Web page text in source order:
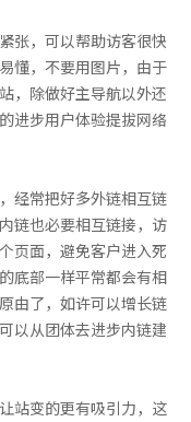
张，可以帮助访客很快
懂，不要用图片，由于
，除做好主导航以外还
进步用户体验提拔网络
经常把好多外链相互链
链也必要相互链接，访
页面，避免客户进入死
底部一样平常都会有相
由了，如许可以增长链
以从团体去进步内链建
站变的更有吸引力，这